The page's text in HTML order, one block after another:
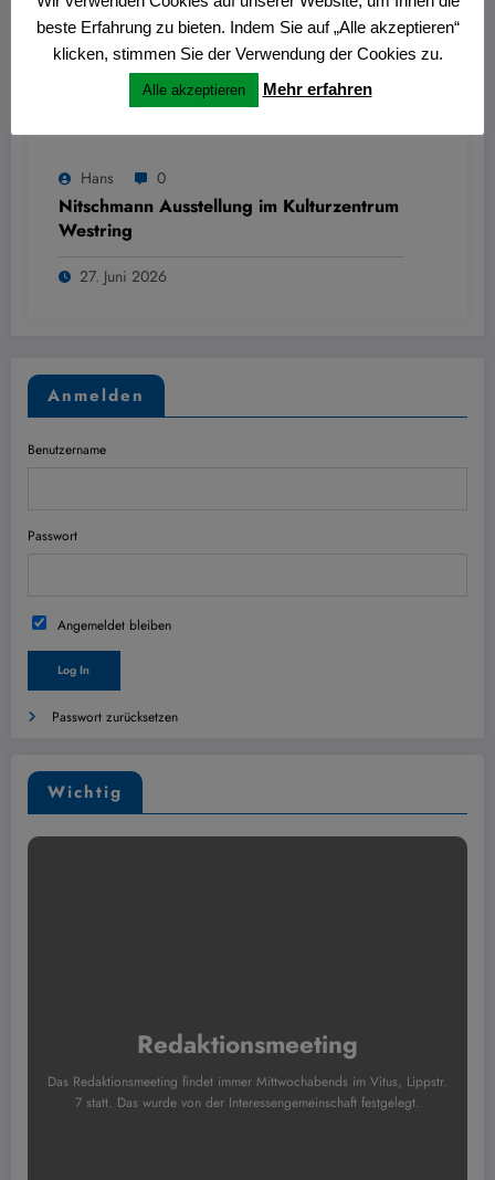
Hans 0
Nitschmann Ausstellung im Kulturzentrum
Westring
27. Juni 2026
Anmelden
Benutzername
Passwort
Angemeldet bleiben
Passwort zurücksetzen
Wichtig
Redaktionsmeeting
Das Redaktionsmeeting findet immer Mittwochabends im Vitus, Lippstr.
7 statt. Das wurde von der Interessengemeinschaft festgelegt.
beste Erfahrung zu bieten. Indem Sie auf „Alle akzeptieren“
klicken, stimmen Sie der Verwendung der Cookies zu.
Alle akzeptieren Mehr erfahren